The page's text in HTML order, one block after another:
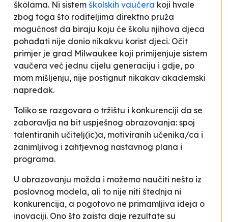
školama. Ni sistem školskih vaučera koji hvale
zbog toga što roditeljima direktno pruža
mogućnost da biraju koju će školu njihova djeca
pohađati nije donio nikakvu korist djeci. Očit
primjer je grad Milwaukee koji primijenjuje sistem
vaučera već jednu cijelu generaciju i gdje, po
mom mišljenju, nije postignut nikakav akademski
napredak.
Toliko se razgovara o tržištu i konkurenciji da se
zaboravlja na bit uspješnog obrazovanja: spoj
talentiranih učitelj(ic)a, motiviranih učenika/ca i
zanimljivog i zahtjevnog nastavnog plana i
programa.
U obrazovanju možda i možemo naučiti nešto iz
poslovnog modela, ali to nije niti štednja ni
konkurencija, a pogotovo ne primamljiva ideja o
inovaciji. Ono što zaista daje rezultate su